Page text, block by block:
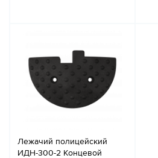
Лежачий полицейский
ИДН-300-2 Концевой